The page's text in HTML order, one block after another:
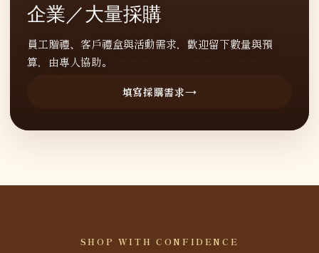
企業／大量採購
員工贈禮、客戶禮盒與活動需求，歡迎留下數量與預
算，由專人協助。
填寫採購需求
SHOP WITH CONFIDENCE